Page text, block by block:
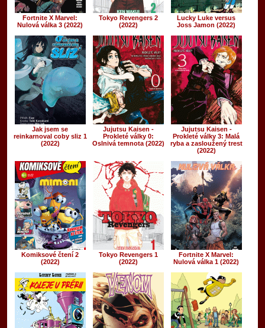
Fortnite X Marvel:
Nulová válka 3 (2022)
Tokyo Revengers 2
(2022)
Lucky Luke versus
Joss Jamon (2022)
Jak jsem se
reinkarnoval coby sliz 1
(2022)
Jujutsu Kaisen -
Prokleté války 0:
Oslnivá temnota (2022)
Jujutsu Kaisen -
Prokleté války 3: Malá
ryba a zasloužený trest
(2022)
Komiksové čtení 2
(2022)
Tokyo Revengers 1
(2022)
Fortnite X Marvel:
Nulová válka 1 (2022)